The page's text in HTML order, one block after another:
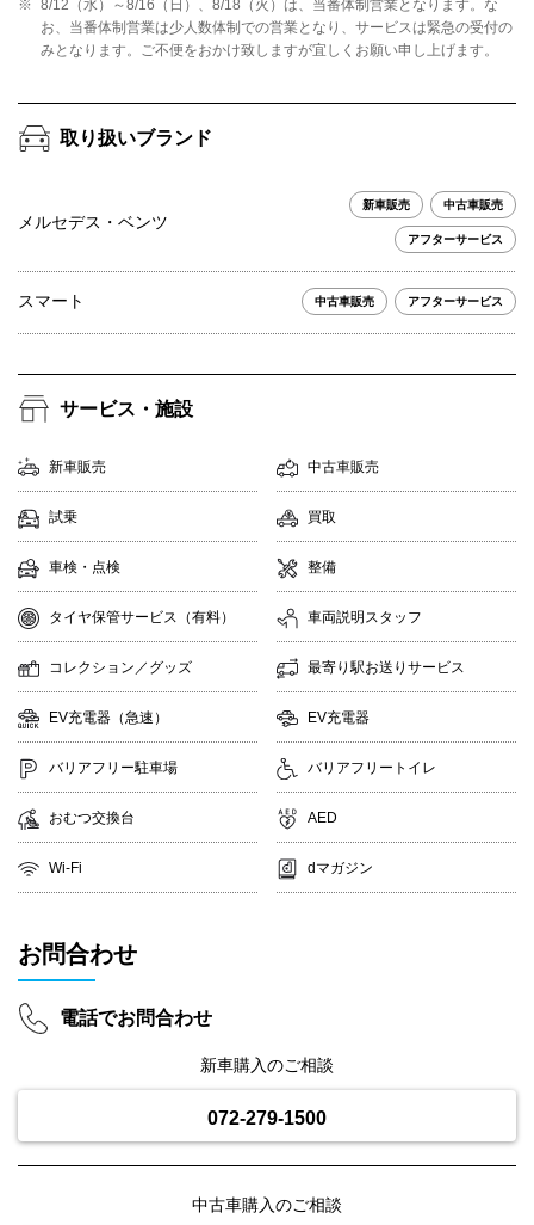
※ 8/12（水）～8/16（日）、8/18（火）は、当番体制営業となります。な
お、当番体制営業は少人数体制での営業となり、サービスは緊急の受付の
みとなります。ご不便をおかけ致しますが宜しくお願い申し上げます。
取り扱いブランド
メルセデス・ベンツ
新車販売 中古車販売
アフターサービス
スマート 中古車販売 アフターサービス
サービス・施設
新車販売 中古車販売
試乗 買取
車検・点検 整備
タイヤ保管サービス（有料） 車両説明スタッフ
コレクション／グッズ 最寄り駅お送りサービス
EV充電器（急速） EV充電器
バリアフリー駐車場 バリアフリートイレ
おむつ交換台 AED
Wi-Fi dマガジン
お問合わせ
電話でお問合わせ
新車購入のご相談
072-279-1500
中古車購入のご相談